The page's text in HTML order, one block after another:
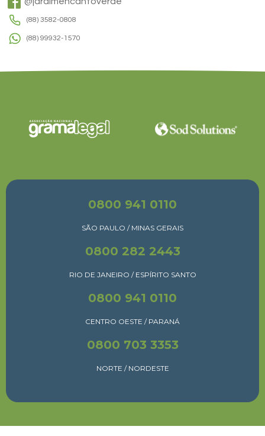
(88) 3582-0808
(88) 99932-1570
0800 941 0110
SÃO PAULO / MINAS GERAIS
0800 282 2443
RIO DE JANEIRO / ESPÍRITO SANTO
0800 941 0110
CENTRO OESTE / PARANÁ
0800 703 3353
NORTE / NORDESTE